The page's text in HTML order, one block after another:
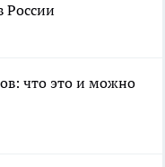
России
что это и можно